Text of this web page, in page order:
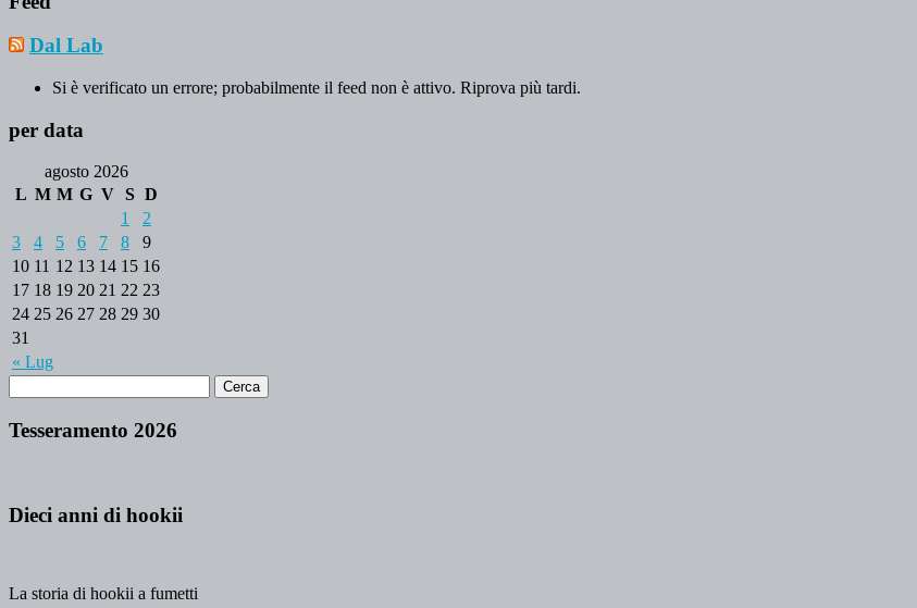
Dal Lab
Si è verificato un errore; probabilmente il feed non è attivo. Riprova più tardi.
per data
agosto 2026
L M M G V S D
« Lug
1
2
3
4 5 6 7 8
9
10 11 12 13 14 15 16
17 18 19 20 21 22 23
24 25 26 27 28 29 30
31
Tesseramento 2026
Dieci anni di hookii
La storia di hookii a fumetti